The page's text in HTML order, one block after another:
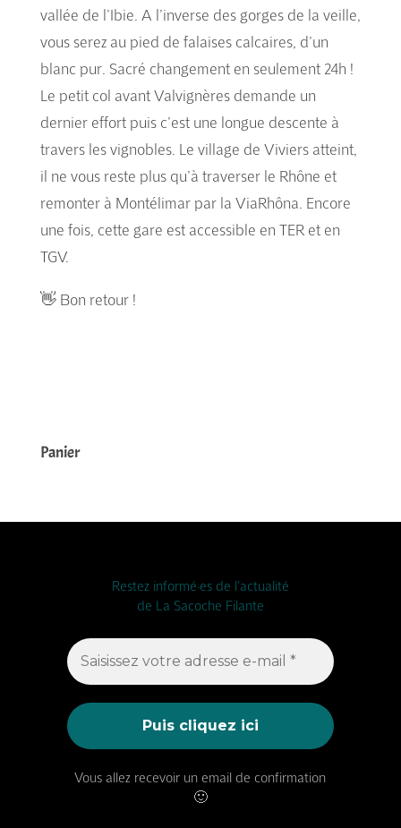
vallée de l’Ibie. A l’inverse des gorges de la veille,
vous serez au pied de falaises calcaires, d’un
blanc pur. Sacré changement en seulement 24h !
Le petit col avant Valvignères demande un
dernier effort puis c’est une longue descente à
travers les vignobles. Le village de Viviers atteint,
il ne vous reste plus qu’à traverser le Rhône et
remonter à Montélimar par la ViaRhôna. Encore
une fois, cette gare est accessible en TER et en
TGV.
👋 Bon retour !
Panier
Restez informé·es de l'actualité
de La Sacoche Filante
Vous allez recevoir un email de confirmation
🙂